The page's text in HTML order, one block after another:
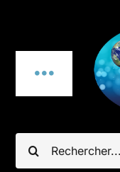
contenu
Rechercher:
Pierres fines